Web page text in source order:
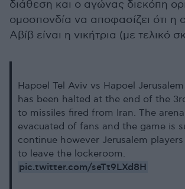
διάθεση και ο αγώνας διεκόπη
ομοσπονδία να αποφασίζει ότι η
Αβίβ είναι η νικήτρια (με τελικό
Hapoel Tel Aviv vs Hapoel Jerusalem
has been halted at the end of the
to missiles fired from Iran. The
evacuated of fans and the game is
continue however Jerusalem
to leave the lockeroom.
pic.twitter.com/seTt9LXd8H